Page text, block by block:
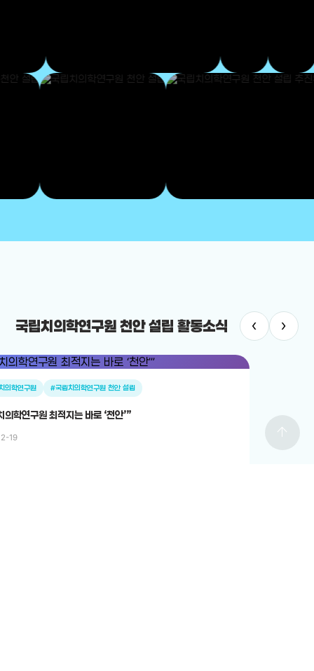
국립치의학연구원 천안 설립 활동소식 ‹ ›
의학연구원 #국립치의학연구원 천안 설립
의학연구원 최적지는 바로 ‘천안’”
19 arrow_upward